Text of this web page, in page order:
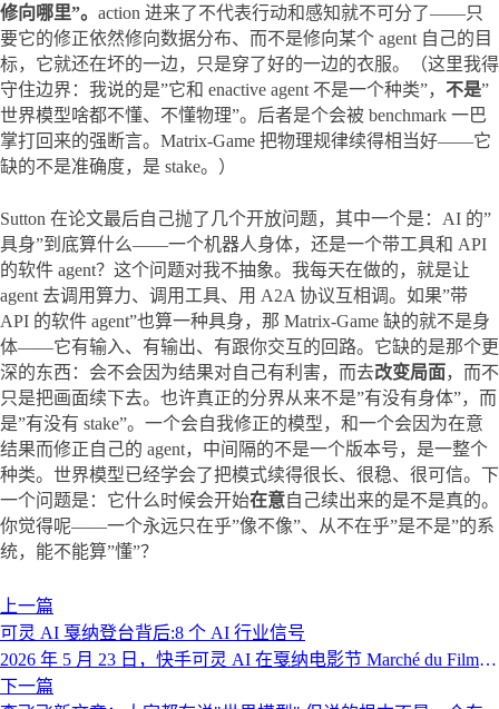
修向哪里”。 action 进来了不代表行动和感知就不可分了——只
要它的修正依然修向数据分布、而不是修向某个 agent 自己的目
标，它就还在坏的一边，只是穿了好的一边的衣服。（这里我得
守住边界：我说的是”它和 enactive agent 不是一个种类”， 不是”
世界模型啥都不懂、不懂物理”。后者是个会被 benchmark 一巴
掌打回来的强断言。Matrix-Game 把物理规律续得相当好——它
缺的不是准确度，是 stake。）
Sutton 在论文最后自己抛了几个开放问题，其中一个是：AI 的”
具身”到底算什么——一个机器人身体，还是一个带工具和 API
的软件 agent？这个问题对我不抽象。我每天在做的，就是让
agent 去调用算力、调用工具、用 A2A 协议互相调。如果”带
API 的软件 agent”也算一种具身，那 Matrix-Game 缺的就不是身
体——它有输入、有输出、有跟你交互的回路。它缺的是那个更
深的东西：会不会因为结果对自己有利害，而去改变局面，而不
只是把画面续下去。也许真正的分界从来不是”有没有身体”，而
是”有没有 stake”。一个会自我修正的模型，和一个会因为在意
结果而修正自己的 agent，中间隔的不是一个版本号，是一整个
种类。世界模型已经学会了把模式续得很长、很稳、很可信。下
一个问题是：它什么时候会开始在意自己续出来的是不是真的。
你觉得呢——一个永远只在乎”像不像”、从不在乎”是不是”的系
统，能不能算”懂”？
上一篇
可灵 AI 戛纳登台背后:8 个 AI 行业信号
2026 年 5 月 23 日，快手可灵 AI 在戛纳电影节 Marché du Film
举办官方会议，这是中国 AI 视频生成模型首次以"赞助商 + 主
下一篇